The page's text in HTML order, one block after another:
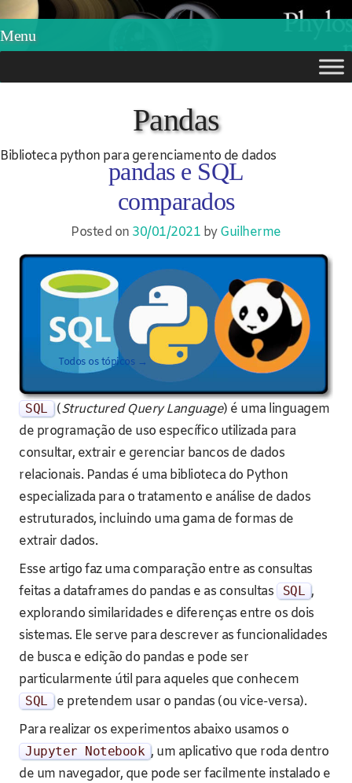
Phylos.net
Menu
Pandas
Biblioteca python para gerenciamento de dados
pandas e SQL
comparados
Posted on 30/01/2021 byGuilherme
Todos os tópicos →
SQL (Structured Query Language) é uma linguagem
de programação de uso específico utilizada para
consultar, extrair e gerenciar bancos de dados
relacionais. Pandas é uma biblioteca do Python
especializada para o tratamento e análise de dados
estruturados, incluindo uma gama de formas de
extrair dados.
Esse artigo faz uma comparação entre as consultas
feitas a dataframes do pandas e as consultas
SQL
,
explorando similaridades e diferenças entre os dois
sistemas. Ele serve para descrever as funcionalidades
de busca e edição do pandas e pode ser
particularmente útil para aqueles que conhecem
SQL
e pretendem usar o pandas (ou vice-versa).
Para realizar os experimentos abaixo usamos o
Jupyter Notebook , um aplicativo que roda dentro
de um navegador, que pode ser facilmente instalado e